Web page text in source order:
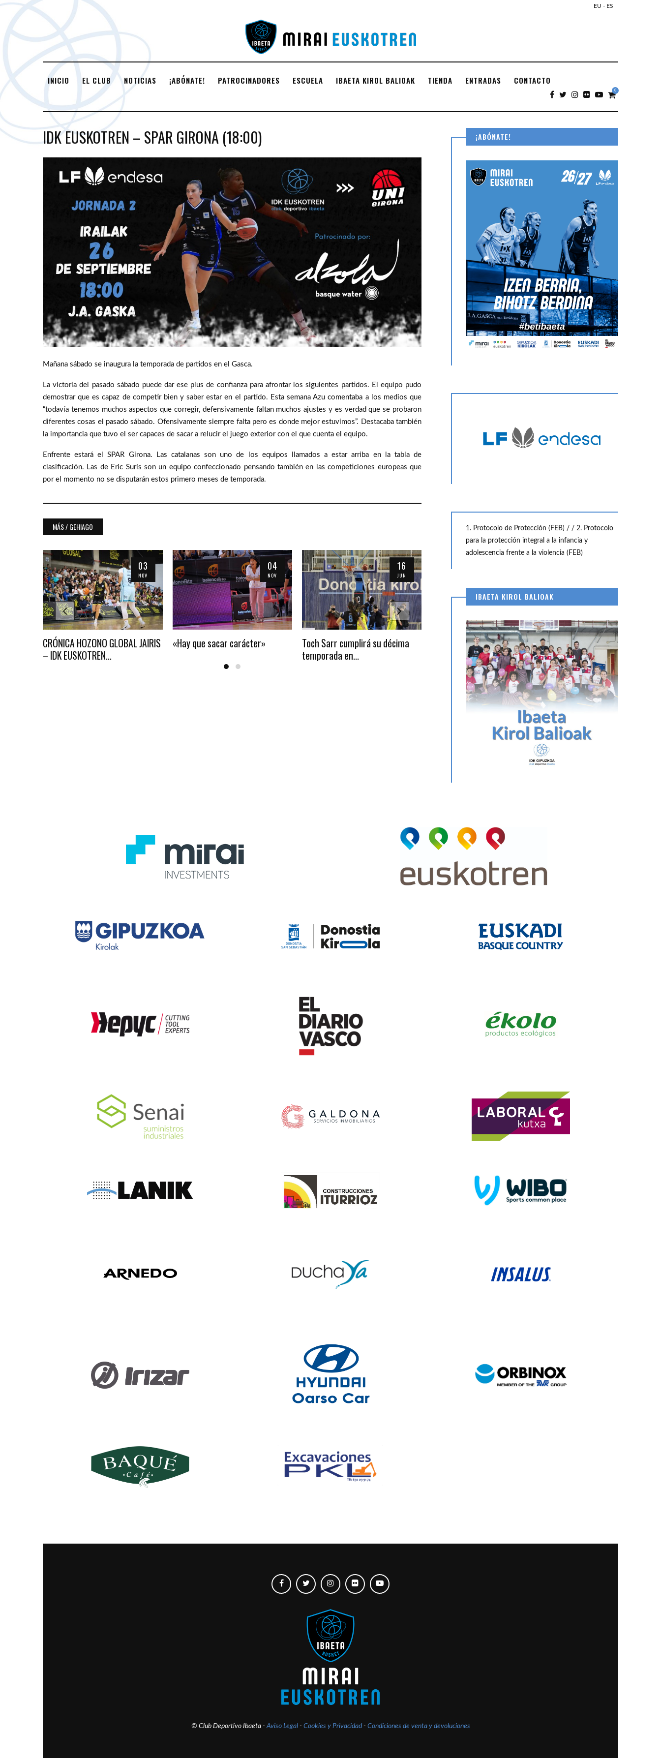
EU - ES
INICIO EL CLUB NOTICIAS ¡ABÓNATE! PATROCINADORES ESCUELA IBAETA KIROL BALIOAK TIENDA ENTRADAS CONTACTO
0
IDK EUSKOTREN – SPAR GIRONA (18:00)
Mañana sábado se inaugura la temporada de partidos en el Gasca.
La victoria del pasado sábado puede dar ese plus de confianza para afrontar los siguientes partidos. El equipo pudo
demostrar que es capaz de competir bien y saber estar en el partido. Esta semana Azu comentaba a los medios que
“todavía tenemos muchos aspectos que corregir, defensivamente faltan muchos ajustes y es verdad que se probaron
diferentes cosas el pasado sábado. Ofensivamente siempre falta pero es donde mejor estuvimos”. Destacaba también
la importancia que tuvo el ser capaces de sacar a relucir el juego exterior con el que cuenta el equipo.
Enfrente estará el SPAR Girona. Las catalanas son uno de los equipos llamados a estar arriba en la tabla de
clasificación. Las de Eric Surís son un equipo confeccionado pensando también en las competiciones europeas que
por el momento no se disputarán estos primero meses de temporada.
MÁS / GEHIAGO
03
NOV
CRÓNICA HOZONO GLOBAL JAIRIS
– IDK EUSKOTREN...
04
NOV
«Hay que sacar carácter»
16
JUN
Toch Sarr cumplirá su décima
temporada en...
SPAR GIRONA – IDK EUSKOTREN
Gran victoria sobre la
¡ABÓNATE!
1. Protocolo de Protección (FEB) / / 2. Protocolo
para la protección integral a la infancia y
adolescencia frente a la violencia (FEB)
IBAETA KIROL BALIOAK
© Club Deportivo Ibaeta - Aviso Legal- Cookies y Privacidad- Condiciones de venta y devoluciones